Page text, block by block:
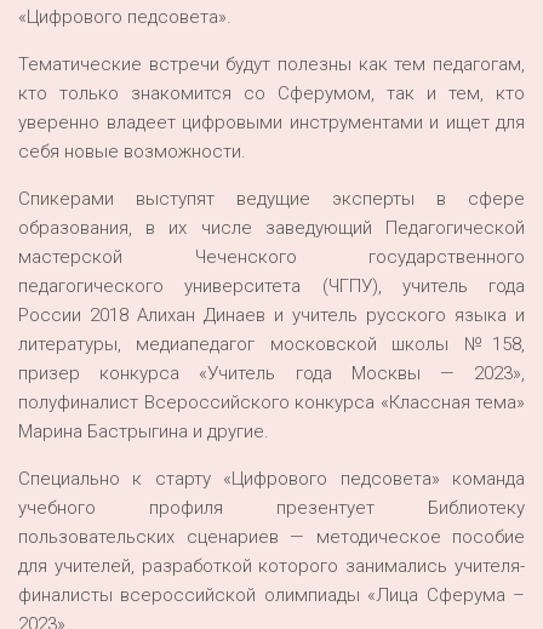
«Цифрового педсовета».
Тематические встречи будут полезны как тем педагогам,
кто только знакомится со Сферумом, так и тем, кто
уверенно владеет цифровыми инструментами и ищет для
себя новые возможности.
Спикерами выступят ведущие эксперты в сфере
образования, в их числе заведующий Педагогической
мастерской Чеченского государственного
педагогического университета (ЧГПУ), учитель года
России 2018 Алихан Динаев и учитель русского языка и
литературы, медиапедагог московской школы №158,
призер конкурса «Учитель года Москвы — 2023»,
полуфиналист Всероссийского конкурса «Классная тема»
Марина Бастрыгина и другие.
Специально к старту «Цифрового педсовета» команда
учебного профиля презентует Библиотеку
пользовательских сценариев — методическое пособие
для учителей, разработкой которого занимались учителя-
финалисты всероссийской олимпиады «Лица Сферума –
2023»‎.